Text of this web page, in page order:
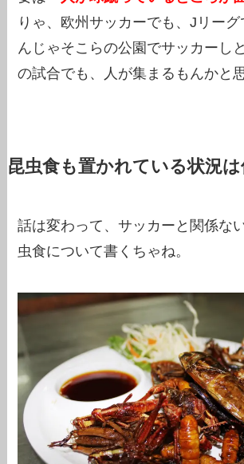
りゃ、欧州サッカーでも、Jリー
んじゃそこらの公園でサッカーし
の試合でも、人が集まるもんかと
昆虫食も置かれている状況
話は変わって、サッカーと関係な
虫食について書くちゃね。